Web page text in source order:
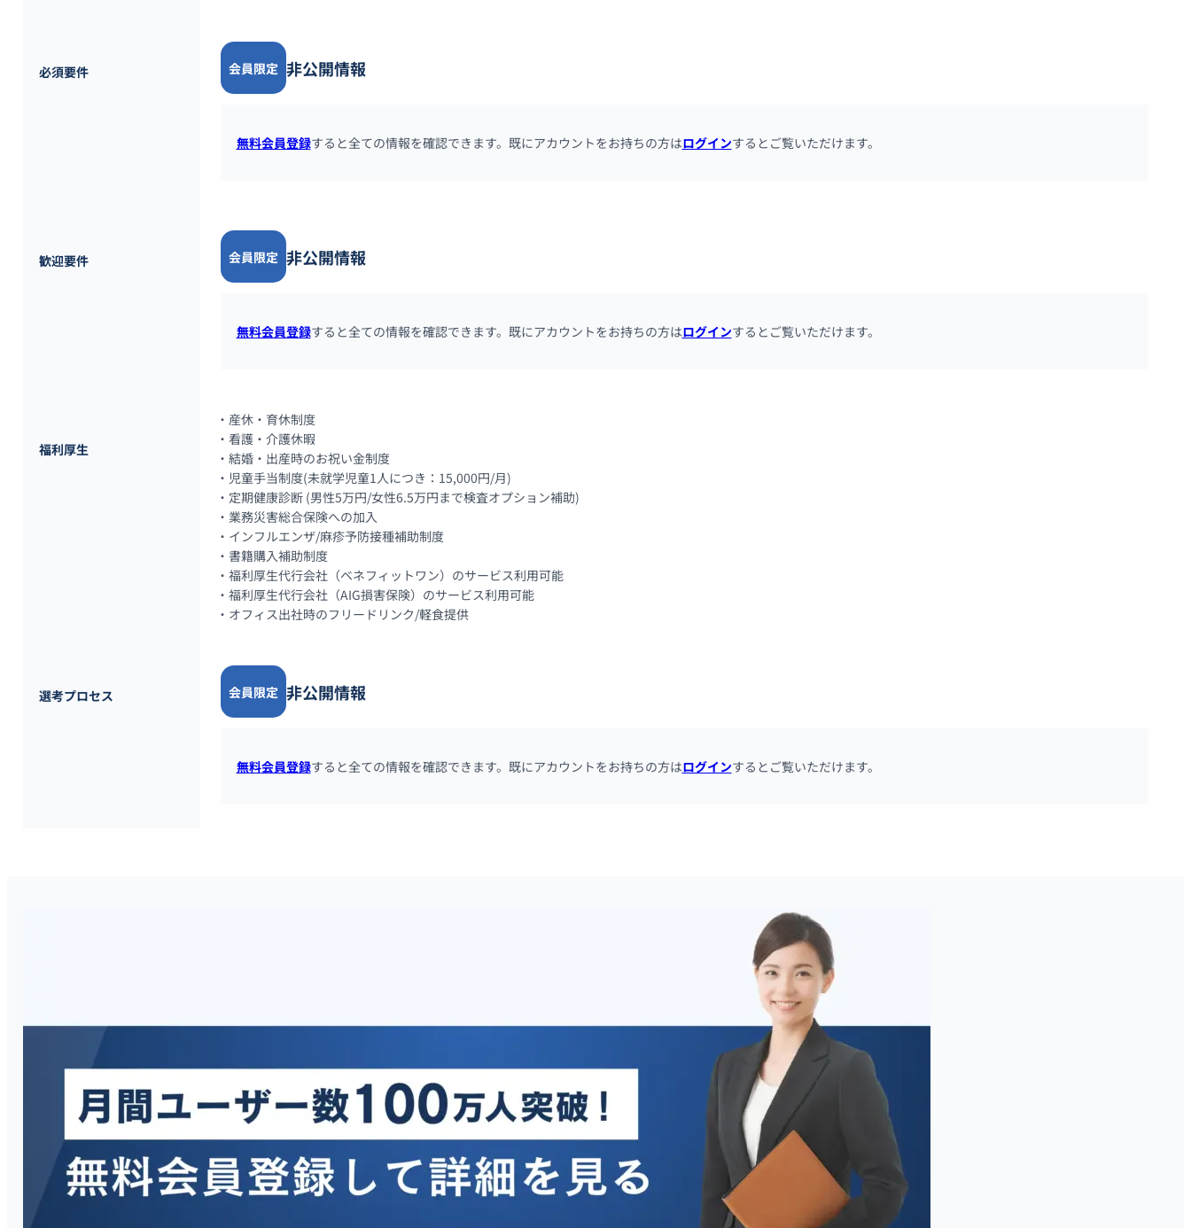
必須要件 会員限定 非公開情報
無料会員登録すると全ての情報を確認できます。既にアカウントをお持ちの方はログインするとご覧いただけます。
歓迎要件 会員限定 非公開情報
無料会員登録すると全ての情報を確認できます。既にアカウントをお持ちの方はログインするとご覧いただけます。
福利厚生
・産休・育休制度
・看護・介護休暇
・結婚・出産時のお祝い金制度
・児童手当制度(未就学児童1人につき：15,000円/月)
・定期健康診断 (男性5万円/女性6.5万円まで検査オプション補助)
・業務災害総合保険への加入
・インフルエンザ/麻疹予防接種補助制度
・書籍購入補助制度
・福利厚生代行会社（ベネフィットワン）のサービス利用可能
・福利厚生代行会社（AIG損害保険）のサービス利用可能
・オフィス出社時のフリードリンク/軽食提供
選考プロセス 会員限定 非公開情報
無料会員登録すると全ての情報を確認できます。既にアカウントをお持ちの方はログインするとご覧いただけます。